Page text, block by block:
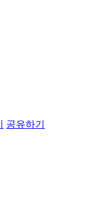
공유하기